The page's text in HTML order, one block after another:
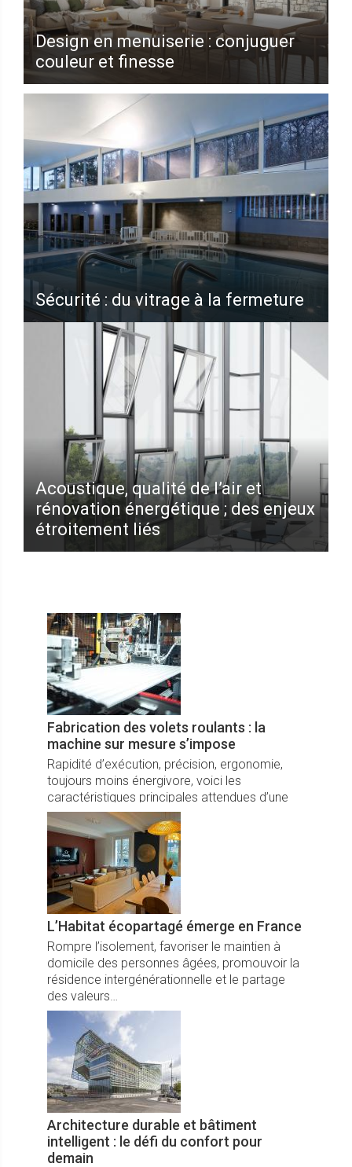
Design en menuiserie : conjuguer
couleur et finesse
Sécurité : du vitrage à la fermeture
Acoustique, qualité de l’air et
rénovation énergétique ; des enjeux
étroitement liés
Fabrication des volets roulants : la
machine sur mesure s’impose
Rapidité d’exécution, précision, ergonomie,
toujours moins énergivore, voici les
caractéristiques principales attendues d’une
machine dédiée à la fabrication de volets.
L’Habitat écopartagé émerge en France
Rompre l’isolement, favoriser le maintien à
domicile des personnes âgées, promouvoir la
résidence intergénérationnelle et le partage
des valeurs…
Architecture durable et bâtiment
intelligent : le défi du confort pour
demain